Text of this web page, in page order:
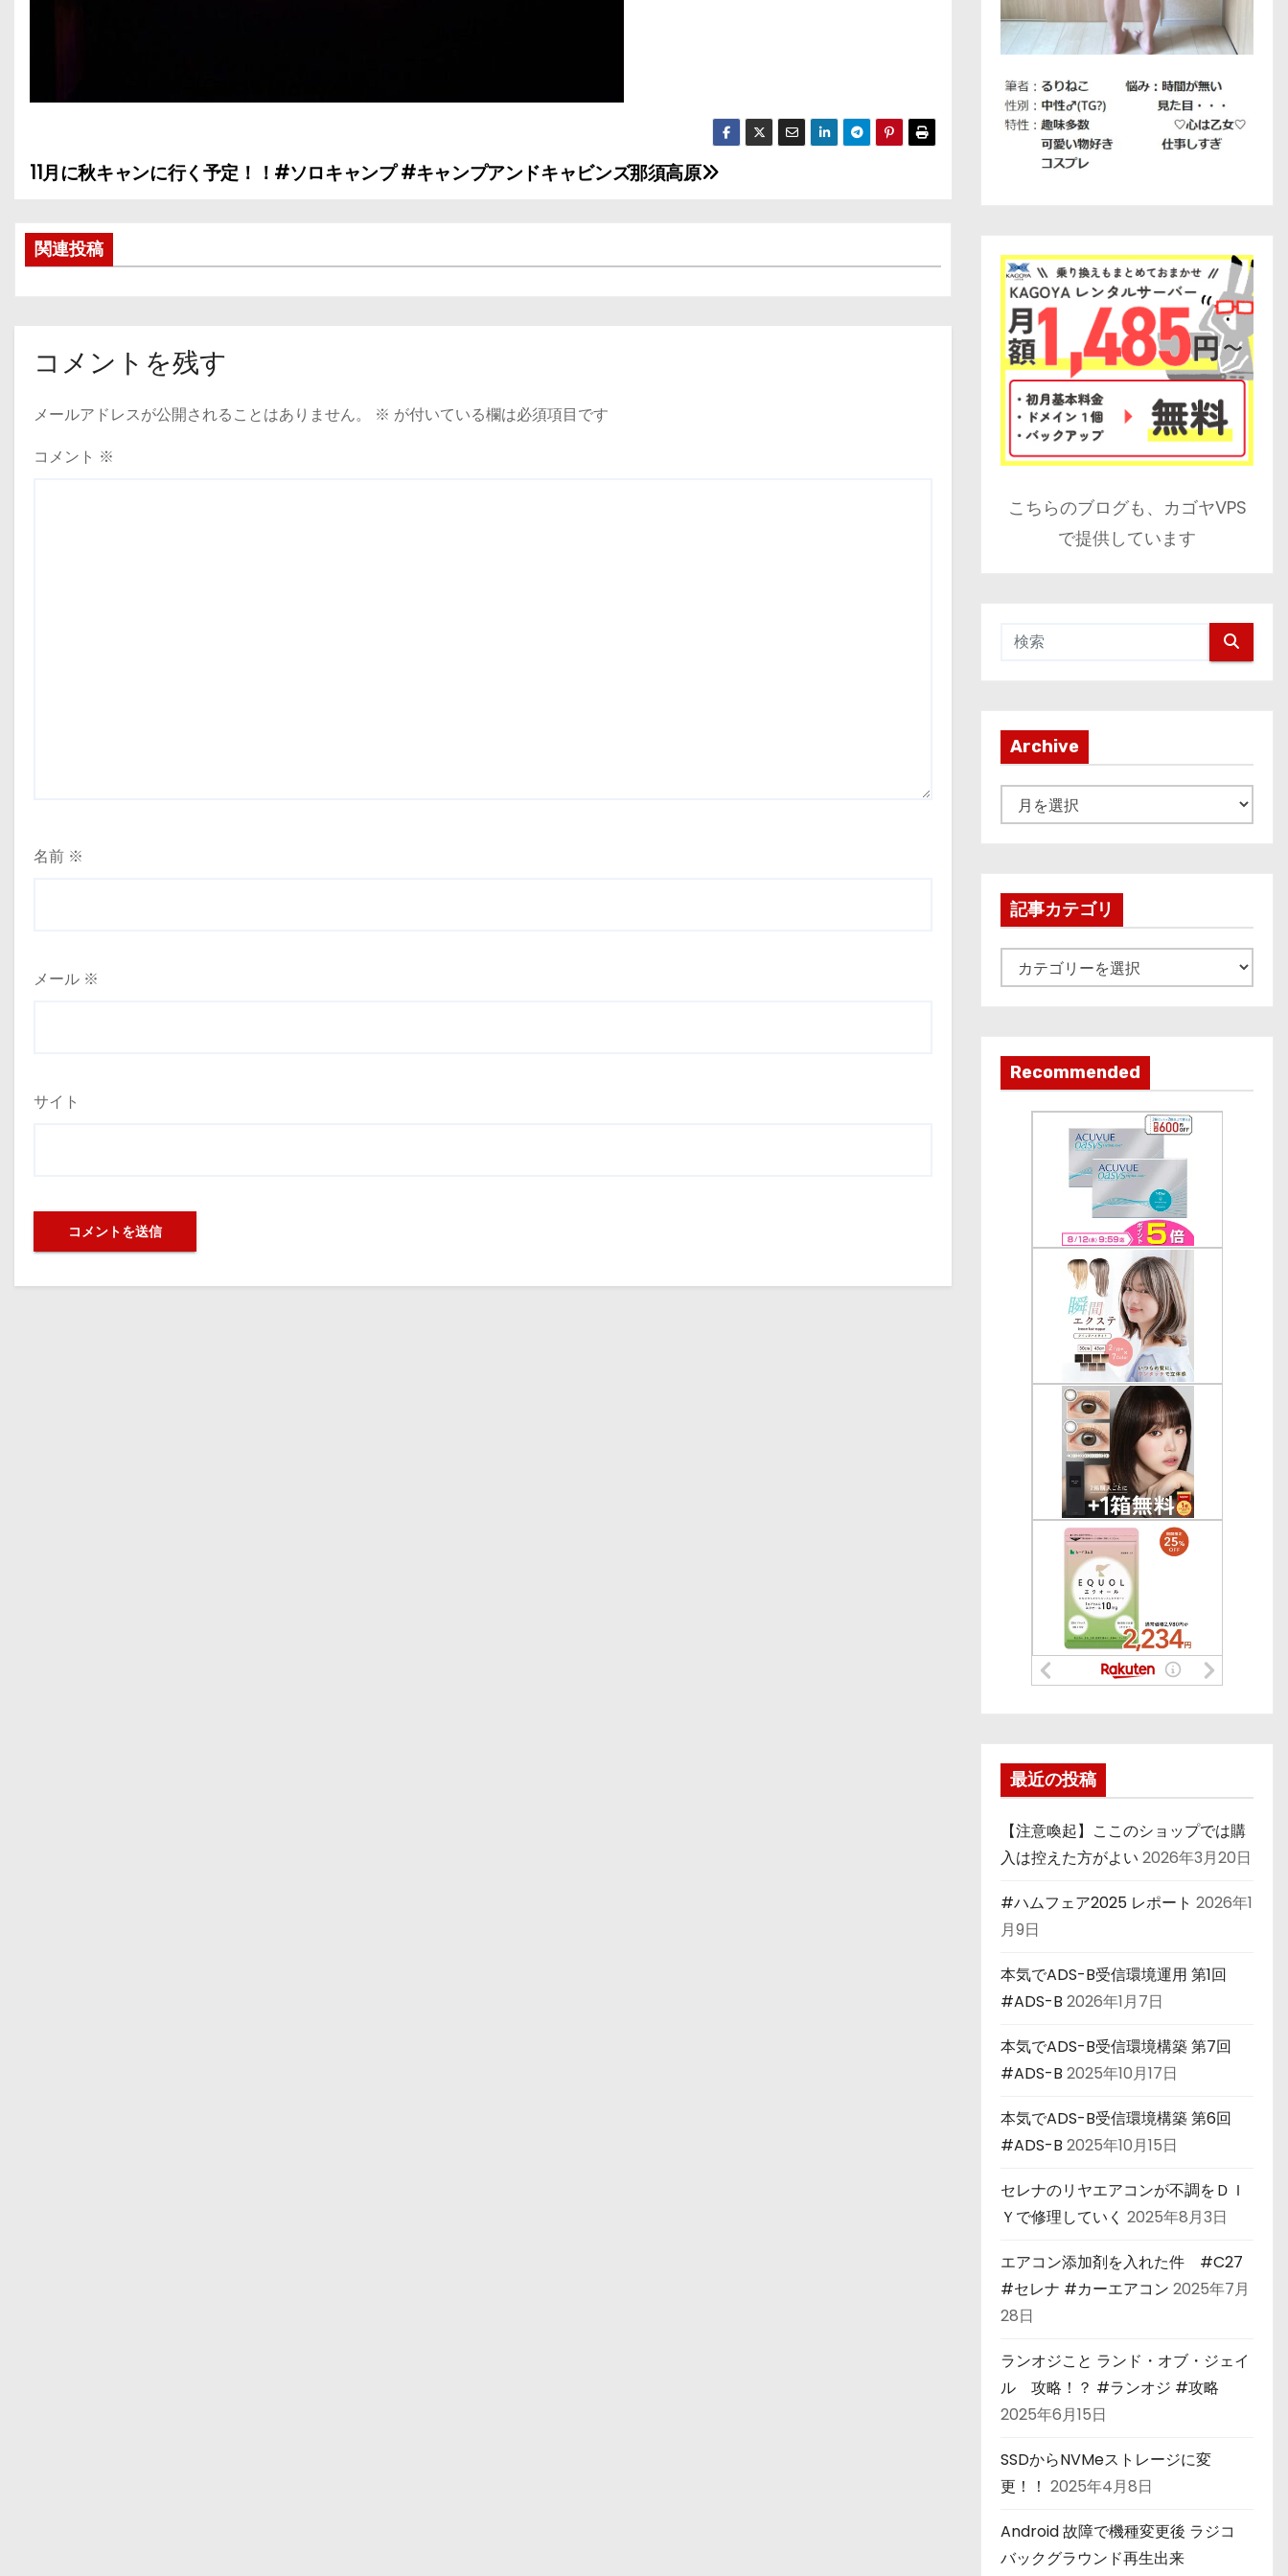
投
ナ
ー
シ
ョ
11月に秋キャンに行く予定！！#ソロキャンプ #キャンプアンドキャビンズ那須高原
関連投稿
コメントを残す
メールアドレスが公開されることはありません。 ※ が付いている欄は必須項目です
コメント ※
名前 ※
メール ※
サイト
こちらのブログも、カゴヤVPS
で提供しています
Archive
r
v
記事カテゴリ
事
ゴ
リ
Recommended
最近の投稿
【注意喚起】ここのショップでは購
入は控えた方がよい 2026年3月20日
#ハムフェア2025 レポート 2026年1
月9日
本気でADS-B受信環境運用 第1回
#ADS-B 2026年1月7日
本気でADS-B受信環境構築 第7回
#ADS-B 2025年10月17日
本気でADS-B受信環境構築 第6回
#ADS-B 2025年10月15日
セレナのリヤエアコンが不調をＤＩ
Ｙで修理していく 2025年8月3日
エアコン添加剤を入れた件 #C27
#セレナ #カーエアコン 2025年7月
28日
ランオジこと ランド・オブ・ジェイ
ル 攻略！？ #ランオジ #攻略
2025年6月15日
SSDからNVMeストレージに変
更！！ 2025年4月8日
Android 故障で機種変更後 ラジコ
バックグラウンド再生出来